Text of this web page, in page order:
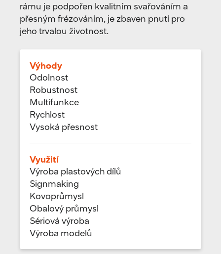
rámu je podpořen kvalitním svařováním a
přesným frézováním, je zbaven pnutí pro
jeho trvalou životnost.
Výhody
Odolnost
Robustnost
Multifunkce
Rychlost
Vysoká přesnost
Využití
Výroba plastových dílů
Signmaking
Kovoprůmysl
Obalový průmysl
Sériová výroba
Výroba modelů